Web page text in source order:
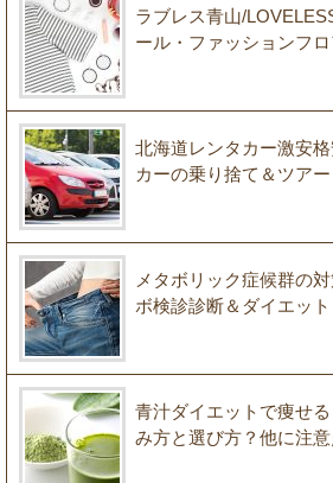
ラブレス青山/
ール・ファッションフ
北海道レンタカー激安
カーの乗り捨て＆ツアー
メタボリック症候群の
ボ検診診断＆ダイエット
青汁ダイエットで痩せ
み方と選び方？他に注意